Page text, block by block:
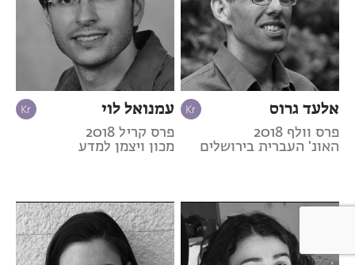
אלעד גרוס
פרס וולף 2018
האונ' העברית בירושלים
עמנואל לוי
פרס קריל 2018
מכון ויצמן למדע